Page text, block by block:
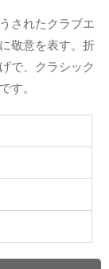
されたクラブエ
敬意を表す。折
で、クラシック
す。